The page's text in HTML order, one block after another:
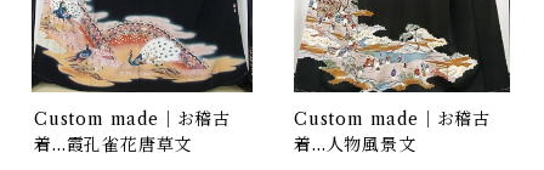
Custom made｜お稽古
着…霞孔雀花唐草文
Custom made｜お稽古
着…人物風景文